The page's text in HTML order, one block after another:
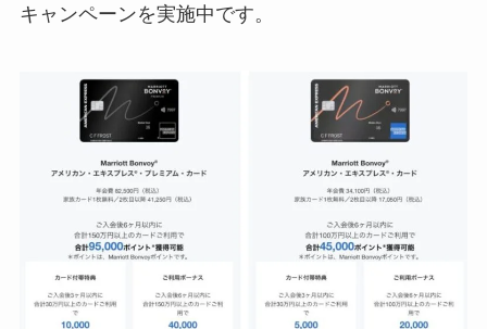
キャンペーンを実施中です。